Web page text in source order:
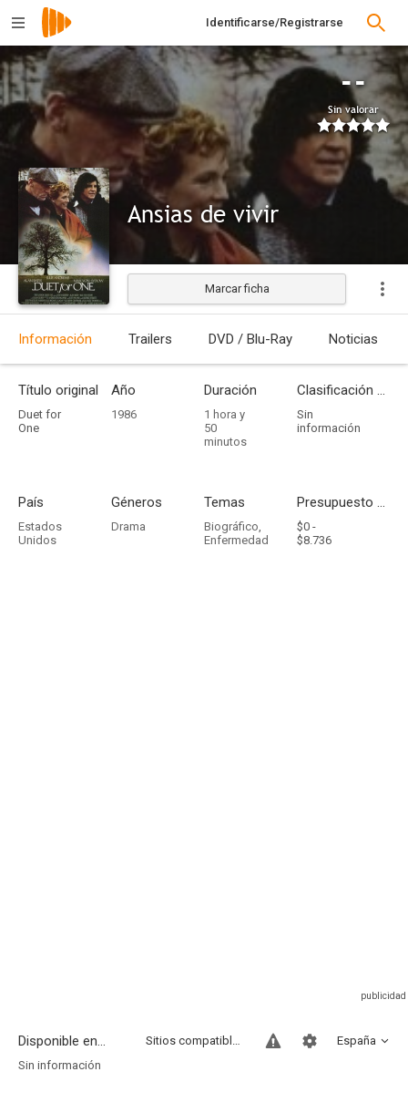
Identificarse/Registrarse
--
Sin valorar
Ansias de vivir
Estrenada
Marcar ficha
Información Trailers DVD / Blu-Ray Noticias
Título original
Duet for
One
Año
1986
Duración
1 hora y
50
minutos
Clasificación por edades
Sin
información
País
Estados
Unidos
Géneros
Drama
Temas
Biográfico,
Enfermedad
Presupuesto - Ingresos
$0 -
$8.736
Disponible en... España
Sitios compatibles
Sin información